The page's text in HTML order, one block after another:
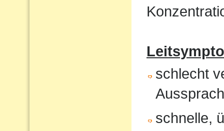
schlecht
schnelle,